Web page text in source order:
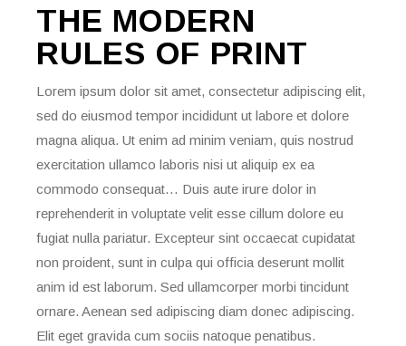
THE MODERN
RULES OF PRINT
Lorem ipsum dolor sit amet, consectetur adipiscing elit,
sed do eiusmod tempor incididunt ut labore et dolore
magna aliqua. Ut enim ad minim veniam, quis nostrud
exercitation ullamco laboris nisi ut aliquip ex ea
commodo consequat… Duis aute irure dolor in
reprehenderit in voluptate velit esse cillum dolore eu
fugiat nulla pariatur. Excepteur sint occaecat cupidatat
non proident, sunt in culpa qui officia deserunt mollit
anim id est laborum. Sed ullamcorper morbi tincidunt
ornare. Aenean sed adipiscing diam donec adipiscing.
Elit eget gravida cum sociis natoque penatibus.